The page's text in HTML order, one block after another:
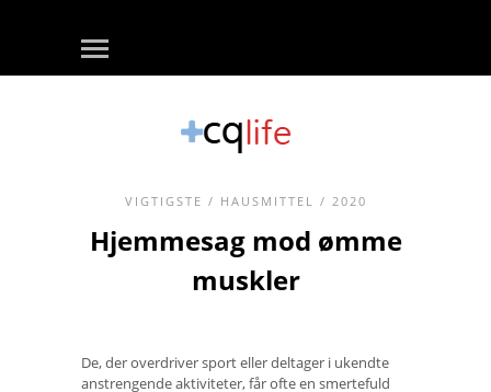
VIGTIGSTE / HAUSMITTEL / 2020
Hjemmesag mod ømme
muskler
De, der overdriver sport eller deltager i ukendte
anstrengende aktiviteter, får ofte en smertefuld